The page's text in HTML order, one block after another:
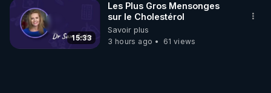
15:33
Les Plus Gros Mensonges
sur le Cholestérol
Savoir plus
3 hours ago
61 views